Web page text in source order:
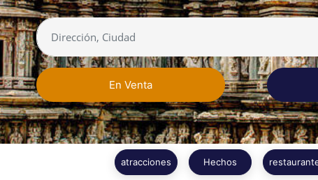
En Venta
atracciones Hechos